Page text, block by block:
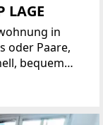
LAGE
in
oder Paare,
bequem
Räume, die